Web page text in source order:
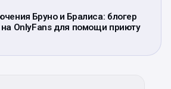
Бруно и Бралиса: блогер
OnlyFans для помощи приюту